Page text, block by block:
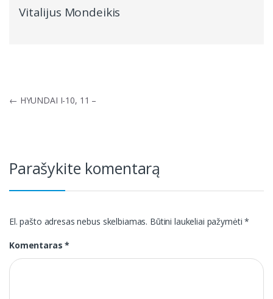
Vitalijus Mondeikis
Navigacija
← HYUNDAI I-10, 11 –
Parašykite komentarą
El. pašto adresas nebus skelbiamas. Būtini laukeliai pažymėti*
Komentaras*